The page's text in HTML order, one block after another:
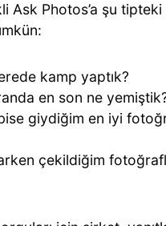
Ask Photos’a şu tipteki
kamp yaptık?
en son ne
giydiğim en iyi
çekildiğim